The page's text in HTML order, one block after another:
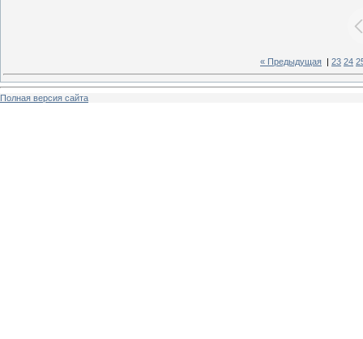
« Предыдущая 23 24
Полная версия сайта